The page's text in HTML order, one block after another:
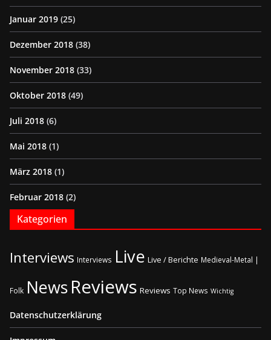
Januar 2019 (25)
Dezember 2018 (38)
November 2018 (33)
Oktober 2018 (49)
Juli 2018 (6)
Mai 2018 (1)
März 2018 (1)
Februar 2018 (2)
Kategorien
Interviews Interviews Live Live / Berichte Medieval-Metal |
Folk NewsReviews Reviews Top News Wichtig
Datenschutzerklärung